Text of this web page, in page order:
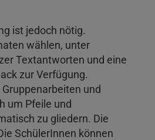
ist jedoch nötig.
wählen, unter
Textantworten und eine
zur Verfügung.
und
um Pfeile und
zu gliedern. Die
SchülerInnen können